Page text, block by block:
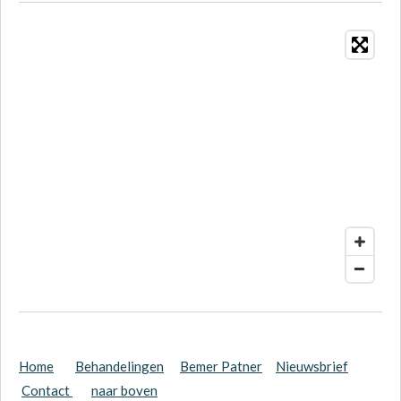
Home Behandelingen Bemer Patner
Nieuwsbrief
Contact
naar boven